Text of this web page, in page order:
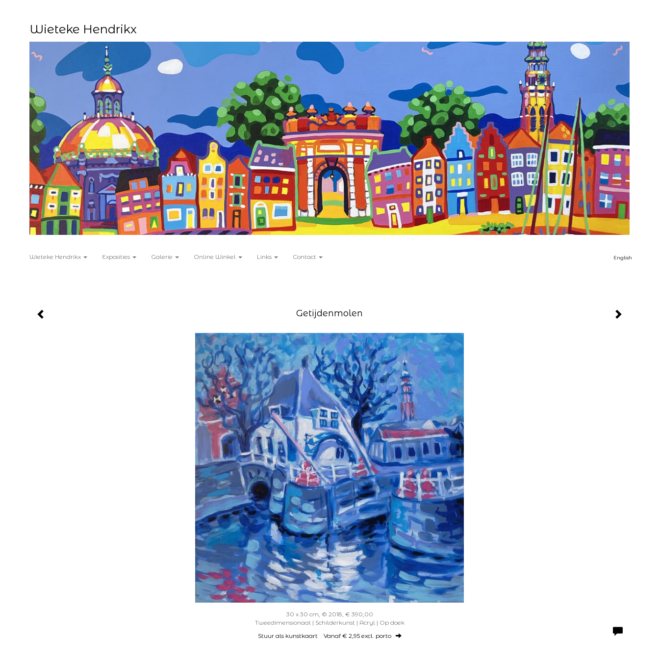
Wieteke Hendrikx
Wieteke Hendrikx Exposities Galerie Online Winkel Links Contact English
Getijdenmolen
30 x 30 cm, © 2018, € 390,00
Tweedimensionaal | Schilderkunst | Acryl | Op doek
Stuur als kunstkaart Vanaf € 2,95 excl. porto